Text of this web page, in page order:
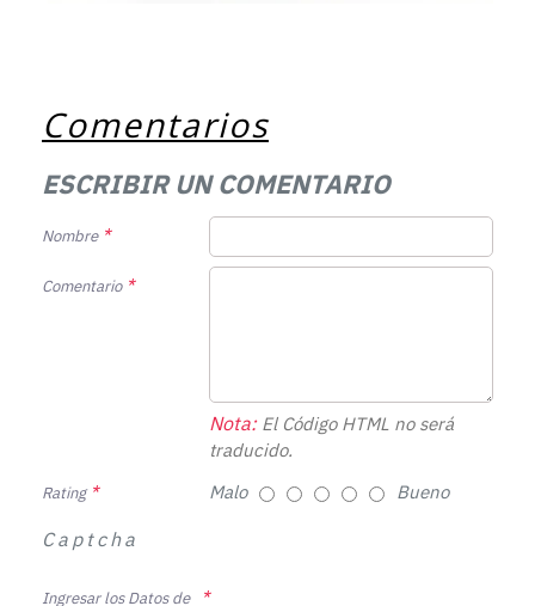
Comentarios
ESCRIBIR UN COMENTARIO
Nombre
Comentario
Nota:El Código HTML no será
traducido.
Rating Malo Bueno
Captcha
Ingresar los Datos de